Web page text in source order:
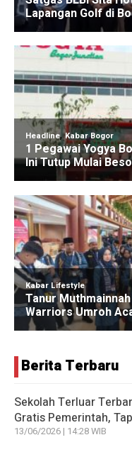
Berita Terbaru
Sekolah Terluar
Gratis Pemerintah,
13/06/2026 | 14:28 WIB